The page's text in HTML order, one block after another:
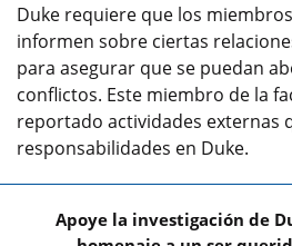
Duke requiere que los
informen sobre ciertas
para asegurar que se puedan
conflictos. Este miembro de la
reportado actividades externas
responsabilidades en Duke.
Apoye la investigación de